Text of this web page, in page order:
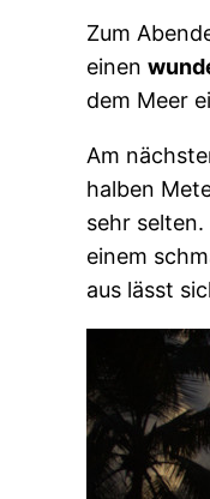
Zum
einen
dem Meer
Am
halben
sehr selten.
einem
aus lässt